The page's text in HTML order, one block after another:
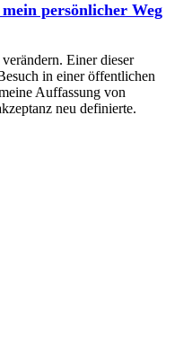
persönlicher Weg
Einer dieser
in einer öffentlichen
Auffassung von
neu definierte.